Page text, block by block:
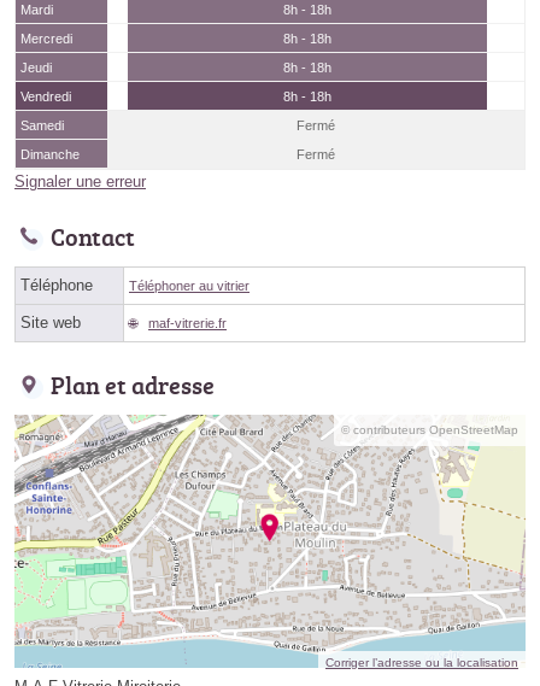
Mardi
8h - 18h
Mercredi
8h - 18h
Jeudi
8h - 18h
Vendredi
8h - 18h
Samedi
Fermé
Dimanche
Fermé
Signaler une erreur
Contact
Téléphone Téléphoner au vitrier
Site web maf-vitrerie.fr
Plan et adresse
© contributeurs OpenStreetMap
Corriger l’adresse ou la localisation